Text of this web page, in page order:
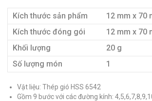
Kích thước sản phẩm
12 mm x 70
Kích thước đóng gói
12 mm x 70
Khối lượng
20 g
Số lượng món
1
Vật liệu: Thép gió HSS 6542
Gồm 9 bước với các đường kính: